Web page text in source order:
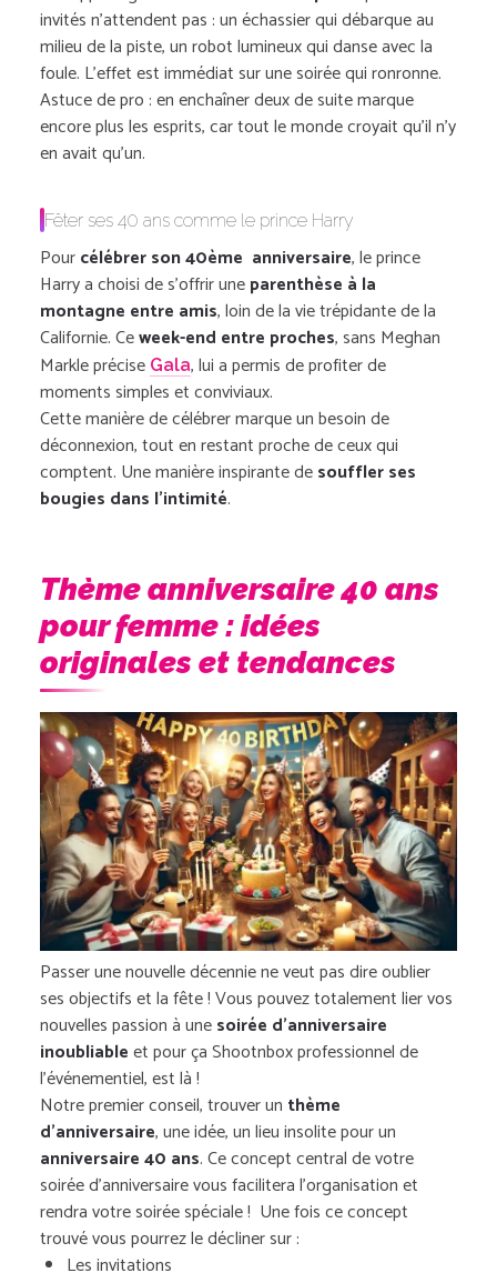
invités n’attendent pas : un échassier qui débarque au
milieu de la piste, un robot lumineux qui danse avec la
foule. L’effet est immédiat sur une soirée qui ronronne.
Astuce de pro : en enchaîner deux de suite marque
encore plus les esprits, car tout le monde croyait qu’il n’y
en avait qu’un.
Fêter ses 40 ans comme le prince Harry
Pourcélébrer son 40ème anniversaire, le prince
Harry a choisi de s’offrir uneparenthèse à la
montagne entre amis, loin de la vie trépidante de la
Californie. Ceweek-end entre proches, sans Meghan
Markle précise Gala, lui a permis de profiter de
moments simples et conviviaux.
Cette manière de célébrer marque un besoin de
déconnexion, tout en restant proche de ceux qui
comptent. Une manière inspirante desouffler ses
bougies dans l’intimité.
Thème anniversaire 40 ans
pour femme : idées
originales et tendances
Passer une nouvelle décennie ne veut pas dire oublier
ses objectifs et la fête ! Vous pouvez totalement lier vos
nouvelles passion à unesoirée d’anniversaire
inoubliableet pour ça Shootnbox professionnel de
l’événementiel, est là !
Notre premier conseil, trouver un thème
d’anniversaire, une idée, un lieu insolite pour un
anniversaire 40 ans. Ce concept central de votre
soirée d’anniversaire vous facilitera l’organisation et
rendra votre soirée spéciale ! Une fois ce concept
trouvé vous pourrez le décliner sur :
Les invitations